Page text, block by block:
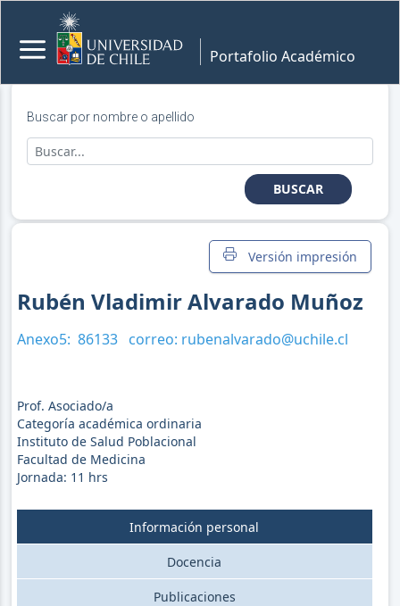
Portafolio Académico
Buscar por nombre o apellido
BUSCAR
Versión impresión
Rubén Vladimir Alvarado Muñoz
Anexo5: 86133 correo: rubenalvarado@uchile.cl
Prof. Asociado/a
Categoría académica ordinaria
Instituto de Salud Poblacional
Facultad de Medicina
Jornada: 11 hrs
Información personal
Docencia
Publicaciones